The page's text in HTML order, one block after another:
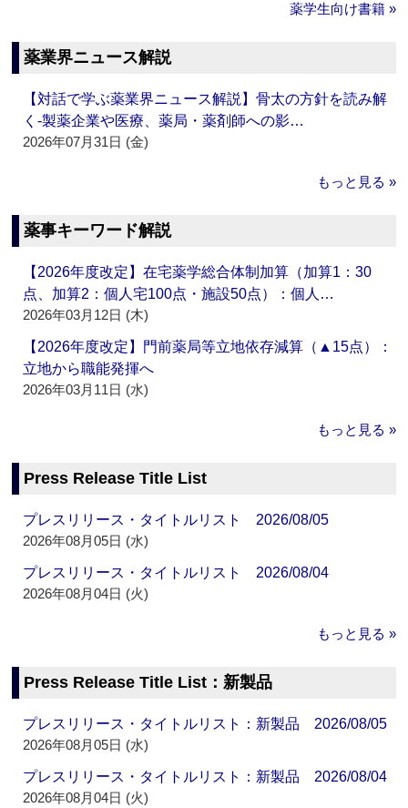
薬学生向け書籍 »
薬業界ニュース解説
【対話で学ぶ薬業界ニュース解説】骨太の方針を読み解
く‐製薬企業や医療、薬局・薬剤師への影…
2026年07月31日 (金)
もっと見る »
薬事キーワード解説
【2026年度改定】在宅薬学総合体制加算（加算1：30
点、加算2：個人宅100点・施設50点）：個人…
2026年03月12日 (木)
【2026年度改定】門前薬局等立地依存減算（▲15点）：
立地から職能発揮へ
2026年03月11日 (水)
もっと見る »
Press Release Title List
プレスリリース・タイトルリスト 2026/08/05
2026年08月05日 (水)
プレスリリース・タイトルリスト 2026/08/04
2026年08月04日 (火)
もっと見る »
Press Release Title List：新製品
プレスリリース・タイトルリスト：新製品 2026/08/05
2026年08月05日 (水)
プレスリリース・タイトルリスト：新製品 2026/08/04
2026年08月04日 (火)